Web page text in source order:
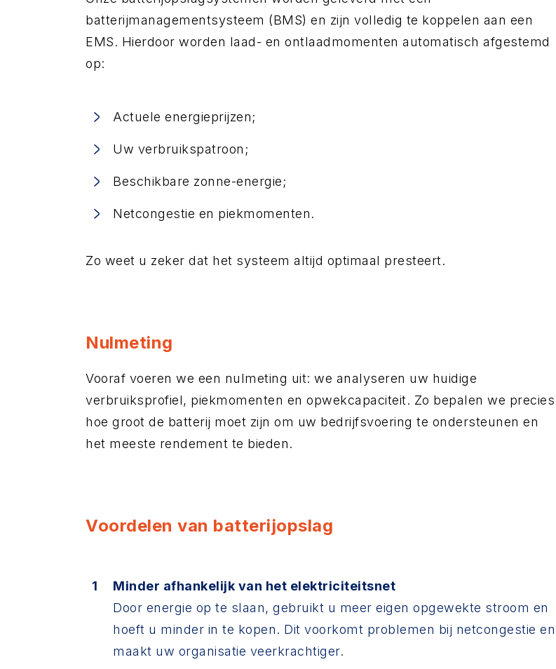
batterijmanagementsysteem (BMS) en zijn volledig te koppelen aan een
EMS. Hierdoor worden laad- en ontlaadmomenten automatisch afgestemd
op:
Actuele energieprijzen;
Uw verbruikspatroon;
Beschikbare zonne-energie;
Netcongestie en piekmomenten.
Zo weet u zeker dat het systeem altijd optimaal presteert.
Nulmeting
Vooraf voeren we een nulmeting uit: we analyseren uw huidige
verbruiksprofiel, piekmomenten en opwekcapaciteit. Zo bepalen we precies
hoe groot de batterij moet zijn om uw bedrijfsvoering te ondersteunen en
het meeste rendement te bieden.
Voordelen van batterijopslag
Minder afhankelijk van het elektriciteitsnet
Door energie op te slaan, gebruikt u meer eigen opgewekte stroom en
hoeft u minder in te kopen. Dit voorkomt problemen bij netcongestie en
maakt uw organisatie veerkrachtiger.